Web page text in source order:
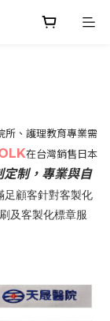
所、護理教育專業需
在台灣銷售日本
定制，專業與自
足顧客針對客製化
及客製化標章服